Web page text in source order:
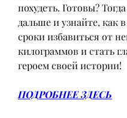
похудеть. Готовы?
дальше и узнайте, как
сроки избавиться от
килограммов и стать
героем своей истории!
ПОДРОБНЕЕ ЗДЕСЬ